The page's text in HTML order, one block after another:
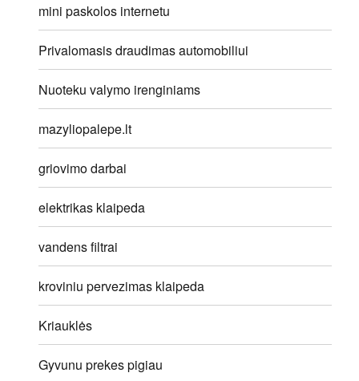
mini paskolos internetu
Privalomasis draudimas automobiliui
Nuoteku valymo irenginiams
mazyliopalepe.lt
griovimo darbai
elektrikas klaipeda
vandens filtrai
kroviniu pervezimas klaipeda
Kriauklės
Gyvunu prekes pigiau